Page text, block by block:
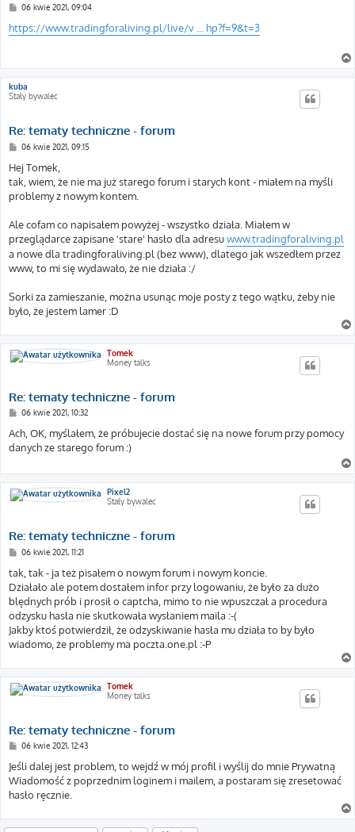
P
s
t
06 kwie 2021, 09:04
https://www.tradingforaliving.pl/live/v ... hp?f=9&t=3
kuba
Stały bywalec
Re: tematy techniczne - forum
P
s
t
06 kwie 2021, 09:15
Hej Tomek,
tak, wiem, że nie ma już starego forum i starych kont - miałem na myśli
problemy z nowym kontem.
Ale cofam co napisałem powyżej - wszystko działa. Miałem w
przeglądarce zapisane 'stare' hasło dla adresuwww.tradingforaliving.pl
a nowe dla tradingforaliving.pl (bez www), dlatego jak wszedłem przez
www, to mi się wydawało, że nie działa :/
Sorki za zamieszanie, można usunąc moje posty z tego wątku, żeby nie
było, że jestem lamer :D
Tomek
Money talks
Re: tematy techniczne - forum
P
s
t
06 kwie 2021, 10:32
Ach, OK, myślałem, że próbujecie dostać się na nowe forum przy pomocy
danych ze starego forum :)
Pixel2
Stały bywalec
Re: tematy techniczne - forum
P
s
t
06 kwie 2021, 11:21
tak, tak - ja też pisałem o nowym forum i nowym koncie.
Działało ale potem dostałem infor przy logowaniu, że było za dużo
blędnych prób i prosił o captcha, mimo to nie wpuszczał a procedura
odzysku hasła nie skutkowała wysłaniem maila :-(
Jakby ktoś potwierdził, że odzyskiwanie hasła mu działa to by było
wiadomo, że problemy ma poczta.one.pl :-P
Tomek
Money talks
Re: tematy techniczne - forum
P
s
t
06 kwie 2021, 12:43
Jeśli dalej jest problem, to wejdź w mój profil i wyślij do mnie Prywatną
Wiadomość z poprzednim loginem i mailem, a postaram się zresetować
hasło ręcznie.